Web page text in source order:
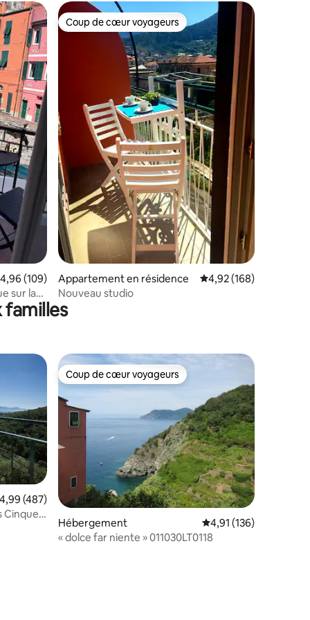
: 4,87 sur 5
moyenne sur la base de 109 commentaires : 4,96 sur 5
4,96 (109)
sur la
Coup de cœur voyageurs
Coup de cœur voyageurs
Appartement en résidence Évaluation moyenne
4,92 (168)
Nouveau studio
familles
appréciés
moyenne sur la base de 487 commentaires : 4,99 sur 5
4,99 (487)
Cinque
Coup de cœur voyageurs
Coup de cœur voyageurs
Hébergement Évaluation moyenne
4,91 (136)
« dolce far niente » 011030LT0118